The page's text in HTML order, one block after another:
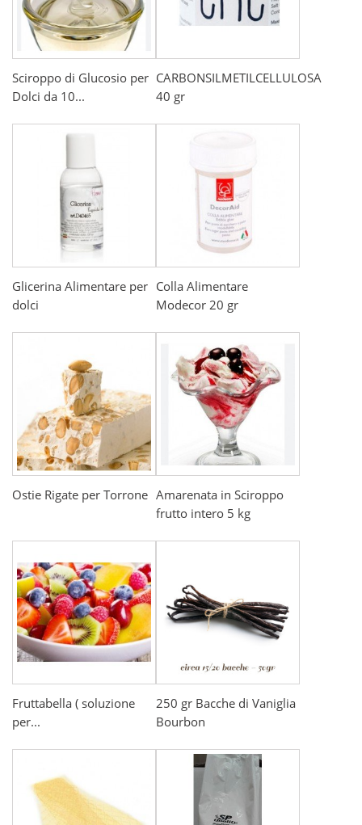
Sciroppo di Glucosio per
Dolci da 10...
CARBONSILMETILCELLULOSA
40 gr
Glicerina Alimentare per
dolci
Colla Alimentare
Modecor 20 gr
Ostie Rigate per Torrone Amarenata in Sciroppo
frutto intero 5 kg
Fruttabella ( soluzione
per...
250 gr Bacche di Vaniglia
Bourbon